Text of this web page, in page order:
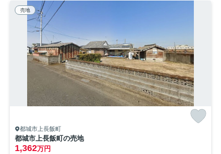
売地
都城市上長飯町
都城市上長飯町の売地
1,362万円